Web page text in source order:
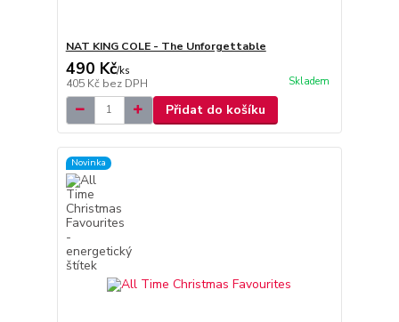
NAT KING COLE - The Unforgettable
490 Kč/ks
405 Kč bez DPH Skladem
Přidat do košíku
Novinka